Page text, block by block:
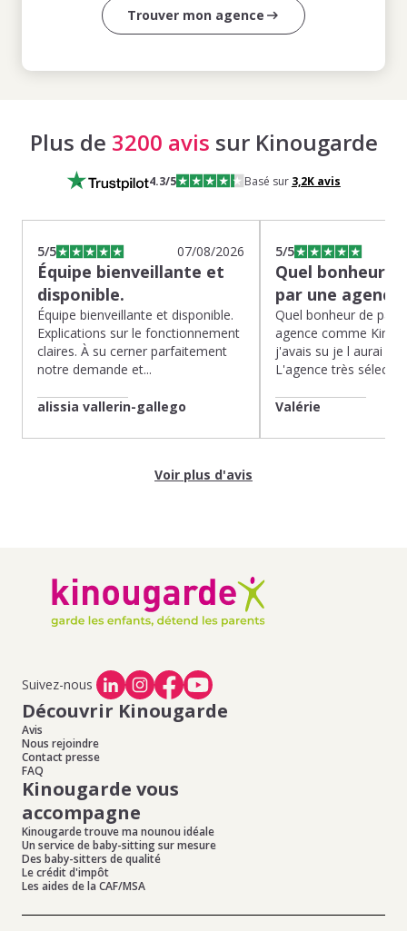
Trouver mon agence
Plus de 3200 avis sur Kinougarde
4.3/5 Basé sur 3,2Kavis
5/5 07/08/2026
Équipe bienveillante et
disponible.
Équipe bienveillante et disponible.
Explications sur le fonctionnement
claires. À su cerner parfaitement
notre demande et...
alissia vallerin-gallego
5/5
Quel bonheur
par une
Quel bonheur de
agence comme
j'avais su je l aurai
L'agence très
Valérie
Voir plus d'avis
Suivez-nous
Découvrir Kinougarde
Avis
Nous rejoindre
Contact presse
FAQ
Kinougarde vous
accompagne
Kinougarde trouve ma nounou idéale
Un service de baby-sitting sur mesure
Des baby-sitters de qualité
Le crédit d'impôt
Les aides de la CAF/MSA